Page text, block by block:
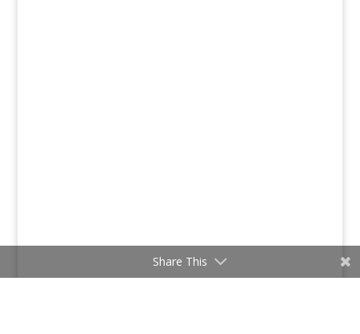
Share This